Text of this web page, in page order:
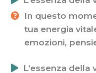
In questo
tua energia
emozioni,
L’essenza della